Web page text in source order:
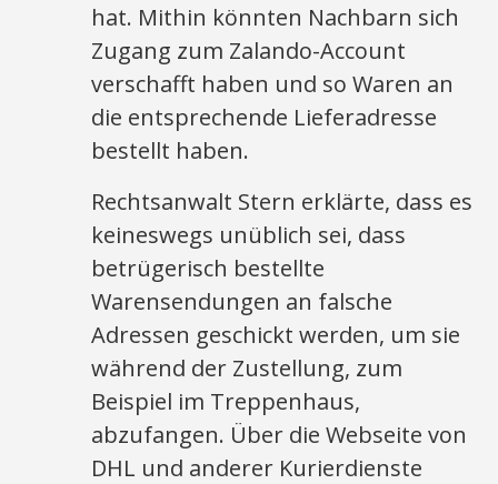
hat. Mithin könnten Nachbarn sich
Zugang zum Zalando-Account
verschafft haben und so Waren an
die entsprechende Lieferadresse
bestellt haben.
Rechtsanwalt Stern erklärte, dass es
keineswegs unüblich sei, dass
betrügerisch bestellte
Warensendungen an falsche
Adressen geschickt werden, um sie
während der Zustellung, zum
Beispiel im Treppenhaus,
abzufangen. Über die Webseite von
DHL und anderer Kurierdienste